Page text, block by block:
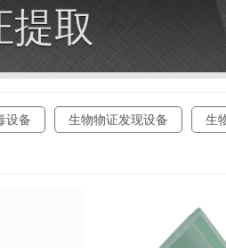
提取
设备 生物物证发现设备 生